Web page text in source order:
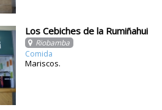
Los Cebiches de la Rumiñahui
Riobamba
Comida
Mariscos.